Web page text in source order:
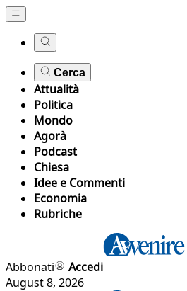
Cerca
Attualità
Politica
Mondo
Agorà
Podcast
Chiesa
Idee e Commenti
Economia
Rubriche
Abbonati
Accedi
August 8, 2026